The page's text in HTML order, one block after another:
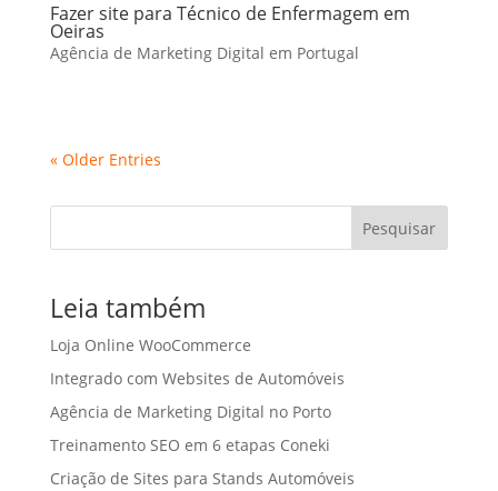
Fazer site para Técnico de Enfermagem em
Oeiras
Agência de Marketing Digital em Portugal
« Older Entries
Pesquisar
Leia também
Loja Online WooCommerce
Integrado com Websites de Automóveis
Agência de Marketing Digital no Porto
Treinamento SEO em 6 etapas Coneki
Criação de Sites para Stands Automóveis